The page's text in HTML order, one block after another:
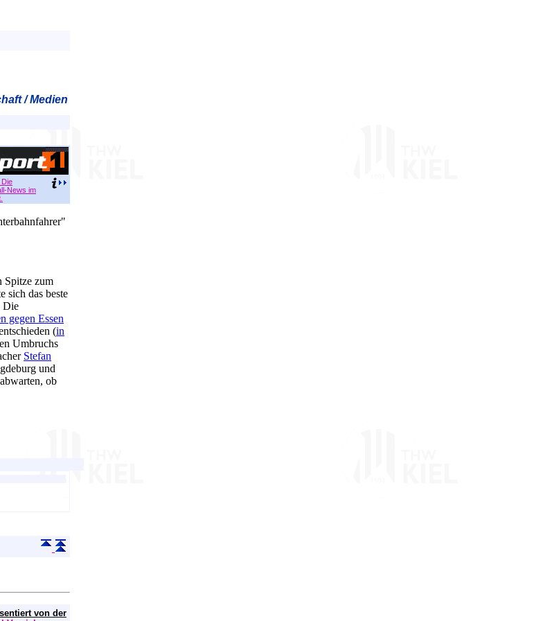
/ Medien
Die
News im
Spitze zum
sich das beste
Die
gegen Essen
(in
Umbruchs
Stefan
und
ob
von der